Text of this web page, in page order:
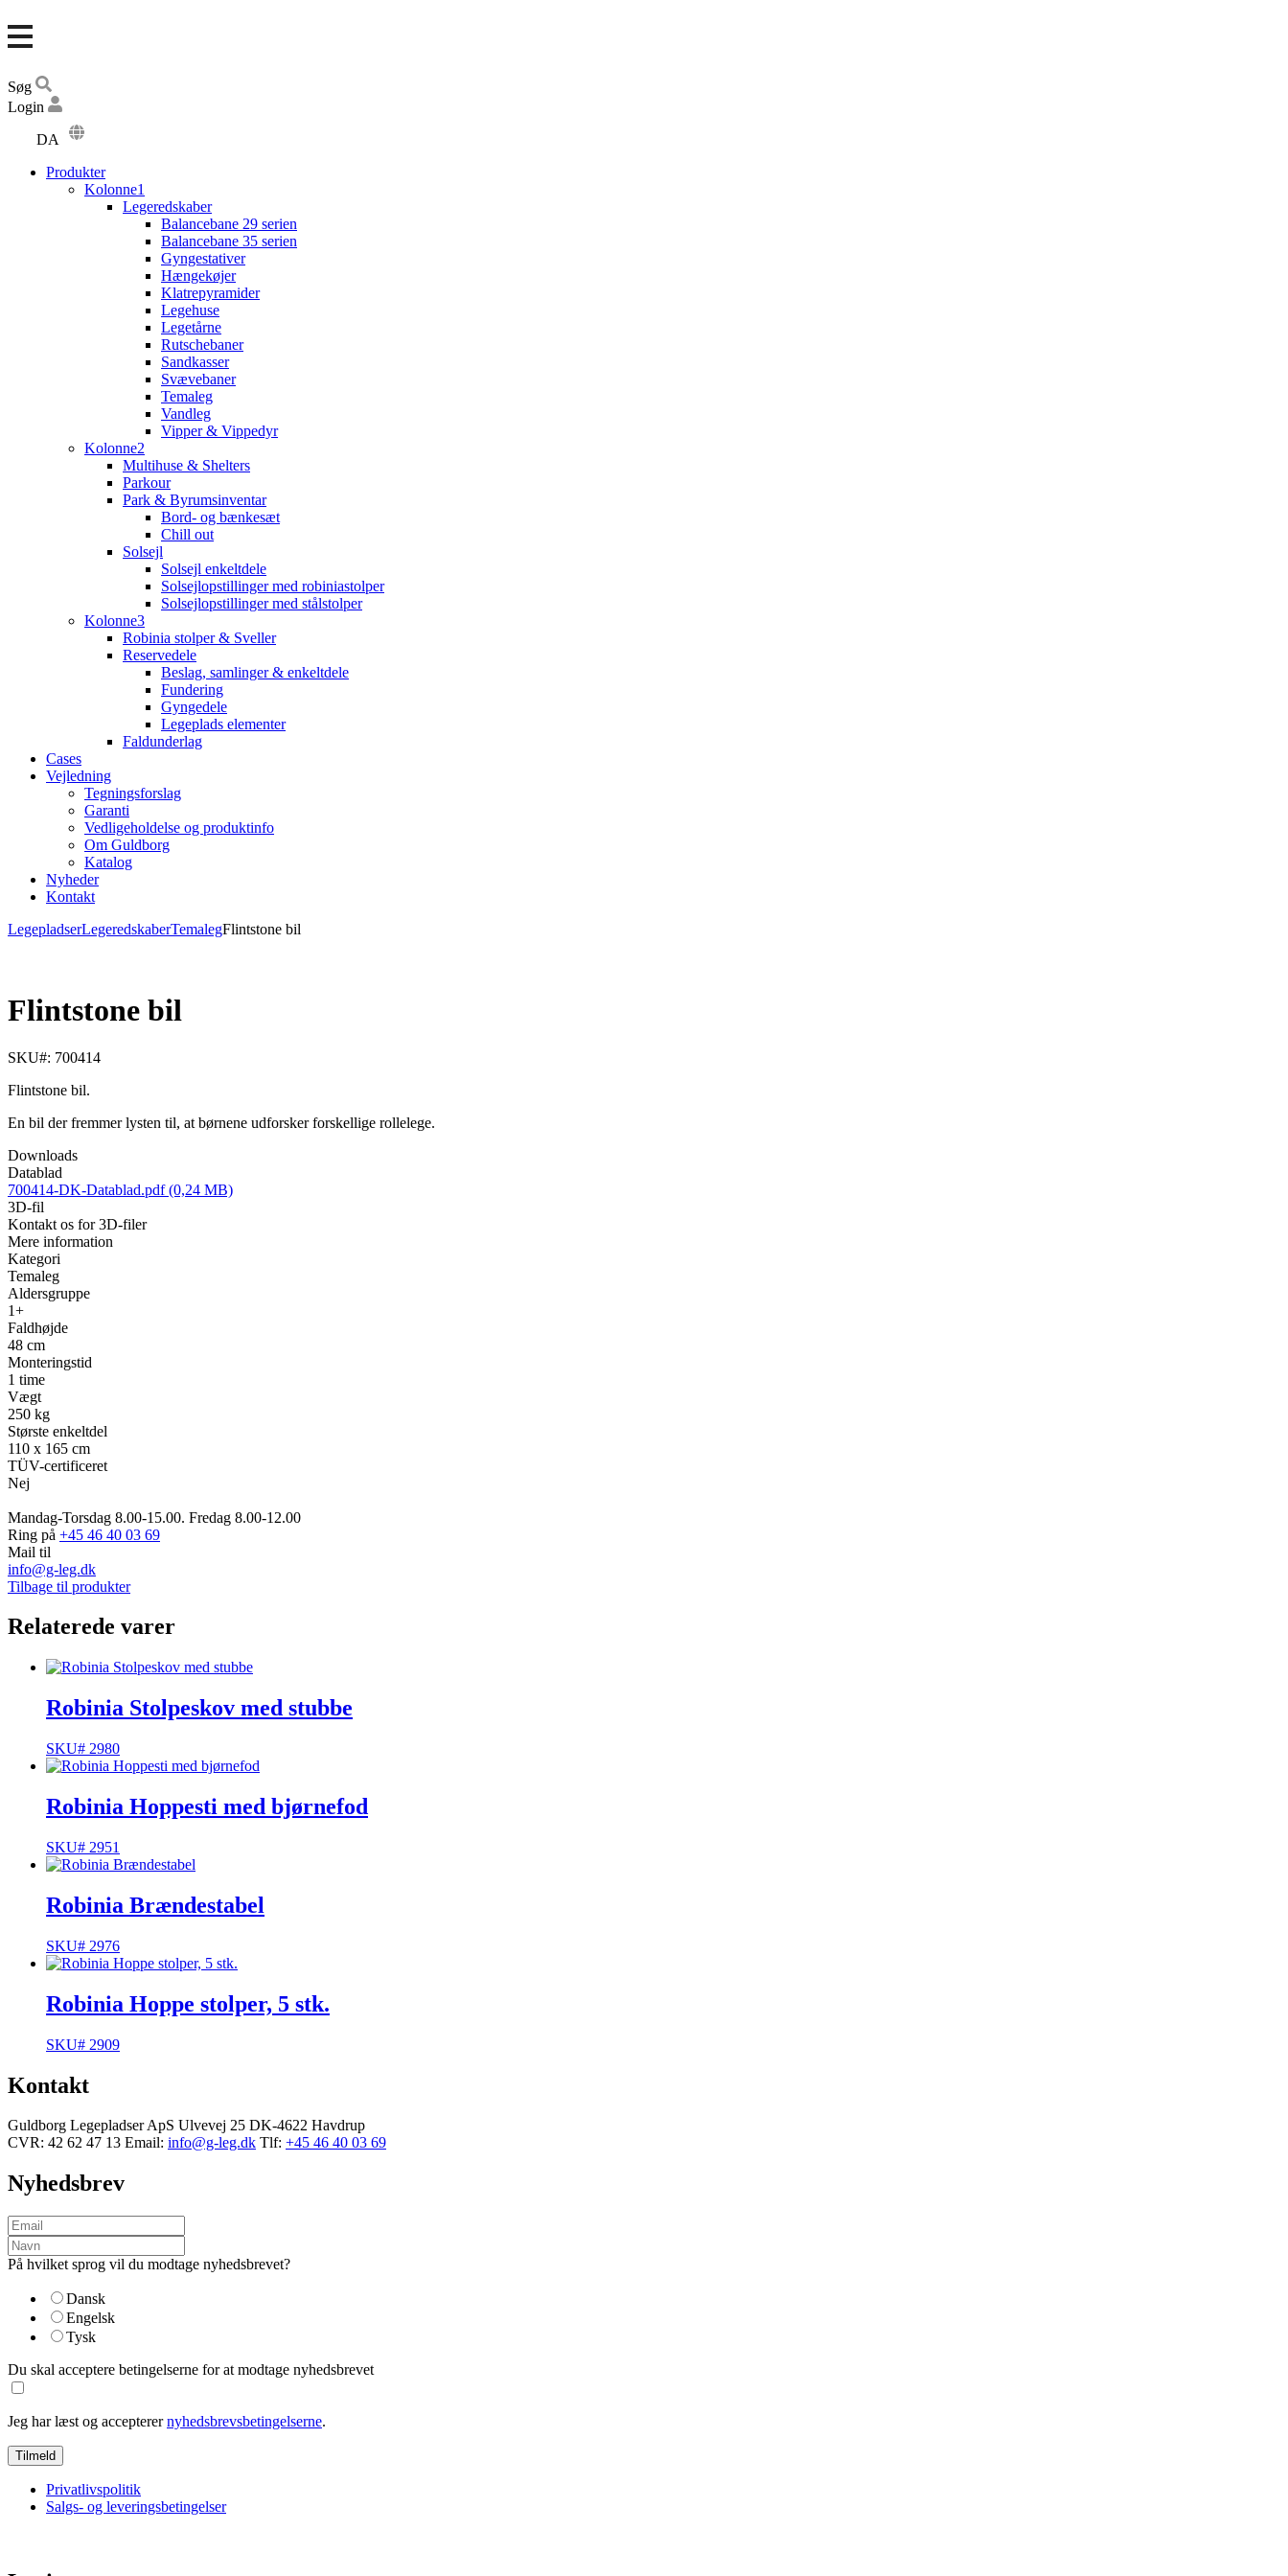
Søg
Login
DA
DE
Produkter
Kolonne1
Legeredskaber
Balancebane 29 serien
Balancebane 35 serien
Gyngestativer
Hængekøjer
Klatrepyramider
Legehuse
Legetårne
Rutschebaner
Sandkasser
Svævebaner
Temaleg
Vandleg
Vipper & Vippedyr
Kolonne2
Multihuse & Shelters
Parkour
Park & Byrumsinventar
Bord- og bænkesæt
Chill out
Solsejl
Solsejl enkeltdele
Solsejlopstillinger med robiniastolper
Solsejlopstillinger med stålstolper
Kolonne3
Robinia stolper & Sveller
Reservedele
Beslag, samlinger & enkeltdele
Fundering
Gyngedele
Legeplads elementer
Faldunderlag
Cases
Vejledning
Tegningsforslag
Garanti
Vedligeholdelse og produktinfo
Om Guldborg
Katalog
Nyheder
Kontakt
LegepladserLegeredskaberTemalegFlintstone bil
Flintstone bil
SKU#: 700414
Flintstone bil.
En bil der fremmer lysten til, at børnene udforsker forskellige rollelege.
Downloads
Datablad
700414-DK-Datablad.pdf (0,24 MB)
3D-fil
Kontakt os for 3D-filer
Mere information
Kategori
Temaleg
Aldersgruppe
1+
Faldhøjde
48 cm
Monteringstid
1 time
Vægt
250 kg
Største enkeltdel
110 x 165 cm
TÜV-certificeret
Nej
Mandag-Torsdag 8.00-15.00. Fredag 8.00-12.00
Ring på +45 46 40 03 69
Mail til
info@g-leg.dk
Tilbage til produkter
Relaterede varer
Robinia Stolpeskov med stubbe
SKU# 2980
Robinia Hoppesti med bjørnefod
SKU# 2951
Robinia Brændestabel
SKU# 2976
Robinia Hoppe stolper, 5 stk.
SKU# 2909
Kontakt
Guldborg Legepladser ApS Ulvevej 25 DK-4622 Havdrup
CVR: 42 62 47 13 Email: info@g-leg.dk Tlf: +45 46 40 03 69
Nyhedsbrev
På hvilket sprog vil du modtage nyhedsbrevet?
Dansk
Engelsk
Tysk
Du skal acceptere betingelserne for at modtage nyhedsbrevet
Jeg har læst og accepterernyhedsbrevsbetingelserne.
Privatlivspolitik
Salgs- og leveringsbetingelser